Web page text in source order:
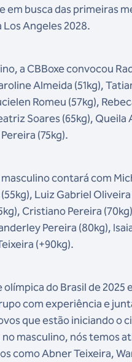
em busca das primeiras
Los Angeles 2028.
a CBBoxe convocou
Almeida (51kg),
Romeu (57kg),
Soares (65kg), Queila
(75kg).
contará com
Luiz Gabriel Oliveira
Cristiano Pereira
Pereira (80kg),
(+90kg).
olímpica do Brasil de 2025
com experiência e
que estão iniciando o
masculino, nós temos
como Abner Teixeira,